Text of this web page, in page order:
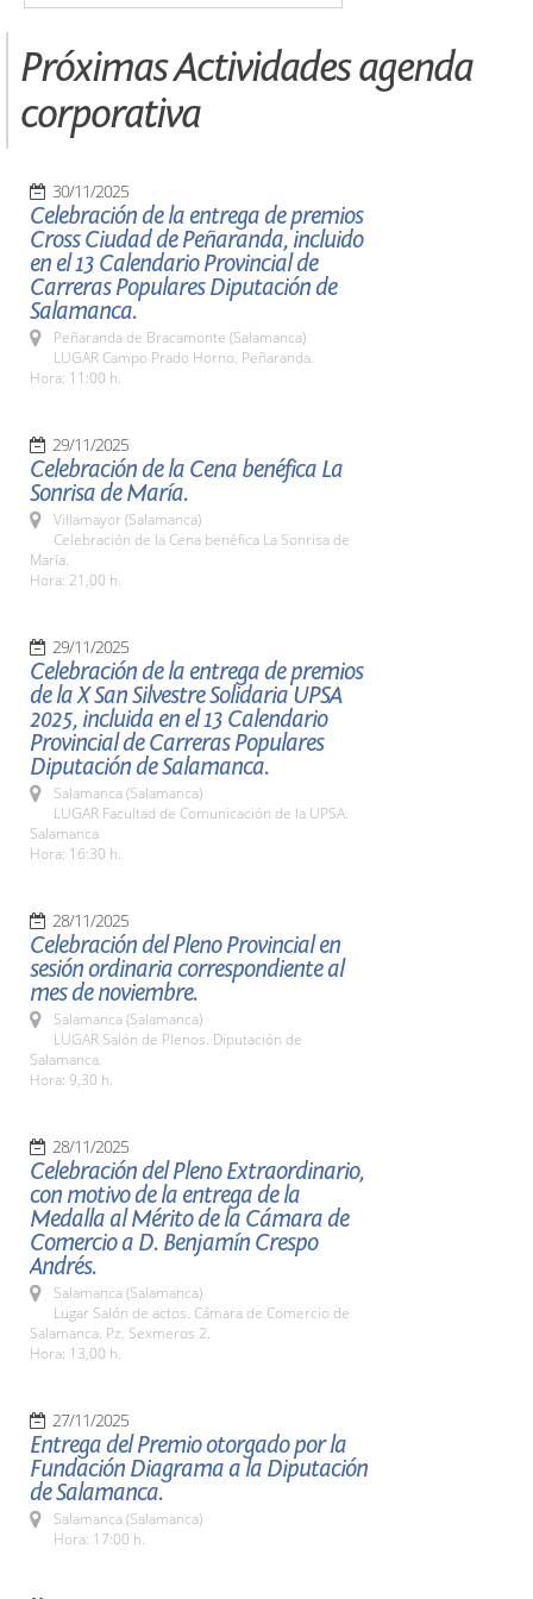
Próximas Actividades agenda
corporativa
30/11/2025
Celebración de la entrega de premios
Cross Ciudad de Peñaranda, incluido
en el 13 Calendario Provincial de
Carreras Populares Diputación de
Salamanca.
Peñaranda de Bracamonte (Salamanca)
LUGAR Campo Prado Horno. Peñaranda.
Hora: 11:00 h.
29/11/2025
Celebración de la Cena benéfica La
Sonrisa de María.
Villamayor (Salamanca)
Celebración de la Cena benéfica La Sonrisa de
María.
Hora: 21,00 h.
29/11/2025
Celebración de la entrega de premios
de la X San Silvestre Solidaria UPSA
2025, incluida en el 13 Calendario
Provincial de Carreras Populares
Diputación de Salamanca.
Salamanca (Salamanca)
LUGAR Facultad de Comunicación de la UPSA.
Salamanca
Hora: 16:30 h.
28/11/2025
Celebración del Pleno Provincial en
sesión ordinaria correspondiente al
mes de noviembre.
Salamanca (Salamanca)
LUGAR Salón de Plenos. Diputación de
Salamanca.
Hora: 9,30 h.
28/11/2025
Celebración del Pleno Extraordinario,
con motivo de la entrega de la
Medalla al Mérito de la Cámara de
Comercio a D. Benjamín Crespo
Andrés.
Salamanca (Salamanca)
Lugar Salón de actos. Cámara de Comercio de
Salamanca. Pz. Sexmeros 2.
Hora: 13,00 h.
27/11/2025
Entrega del Premio otorgado por la
Fundación Diagrama a la Diputación
de Salamanca.
Salamanca (Salamanca)
Hora: 17:00 h.